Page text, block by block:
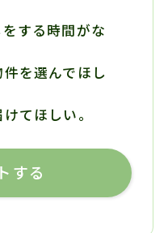
する時間がな
を選んでほし
てほしい。
する